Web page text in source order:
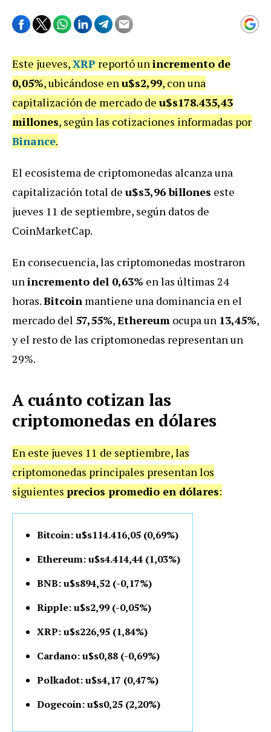
Este jueves,XRP reportó unincremento de
0,05%, ubicándose enu$s2,99, con una
capitalización de mercado de u$s178.435,43
millones, según las cotizaciones informadas por
Binance.
El ecosistema de criptomonedas alcanza una
capitalización total de u$s3,96 billones este
jueves 11 de septiembre, según datos de
CoinMarketCap.
En consecuencia, las criptomonedas mostraron
unincremento del 0,63% en las últimas 24
horas.Bitcoin mantiene una dominancia en el
mercado del 57,55%,Ethereum ocupa un 13,45%,
y el resto de las criptomonedas representan un
29%.
A cuánto cotizan las
criptomonedas en dólares
En este jueves 11 de septiembre, las
criptomonedas principales presentan los
siguientes precios promedio en dólares:
Bitcoin: u$s114.416,05 (0,69%)
Ethereum: u$s4.414,44 (1,03%)
BNB: u$s894,52 (-0,17%)
Ripple: u$s2,99 (-0,05%)
XRP: u$s226,95 (1,84%)
Cardano: u$s0,88 (-0,69%)
Polkadot: u$s4,17 (0,47%)
Dogecoin: u$s0,25 (2,20%)